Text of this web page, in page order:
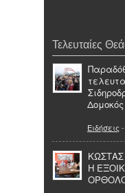
Τελευταίες
Δομοκός
Ειδήσεις
Η